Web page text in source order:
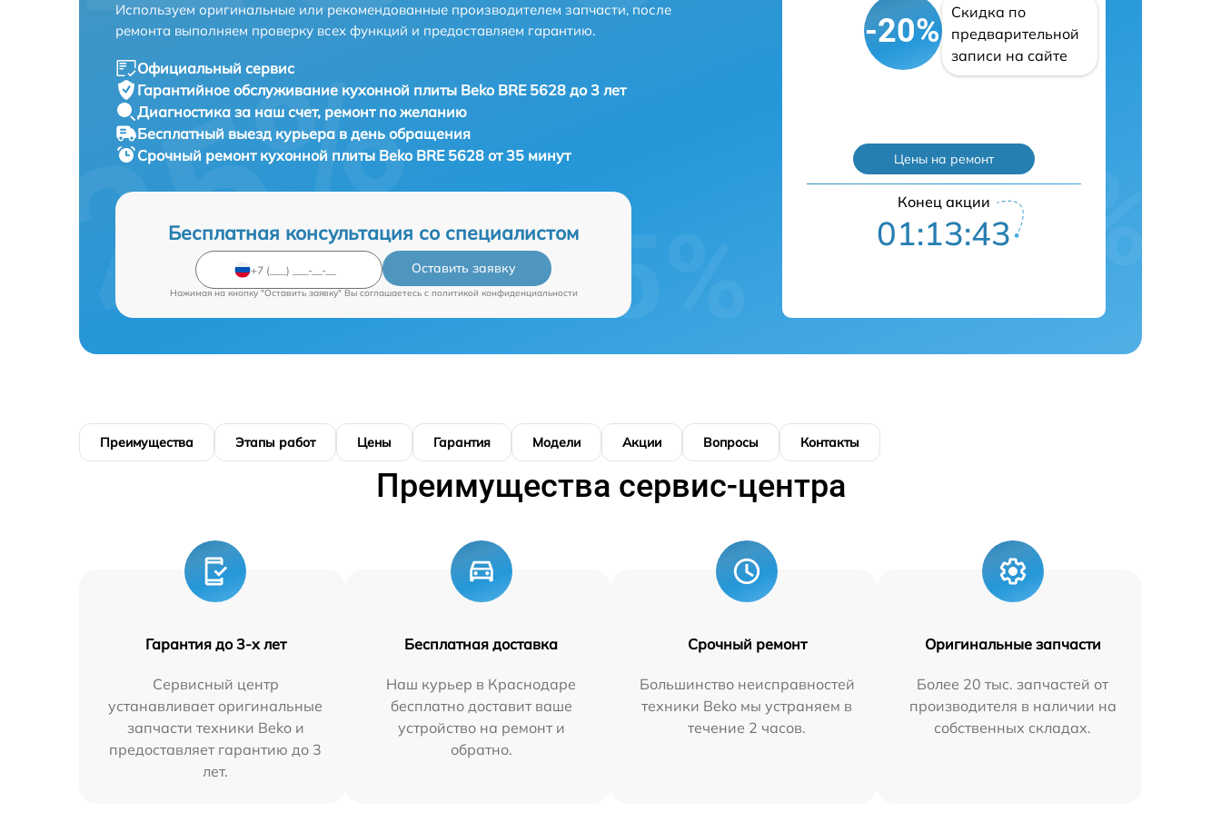
Используем оригинальные или рекомендованные производителем запчасти, после
ремонта выполняем проверку всех функций и предоставляем гарантию.
Официальный сервис
Гарантийное обслуживание кухонной плиты Beko BRE 5628 до 3 лет
Диагностика за наш счет, ремонт по желанию
Бесплатный выезд курьера в день обращения
Срочный ремонт кухонной плиты Beko BRE 5628 от 35 минут
Бесплатная консультация со специалистом
Оставить заявку
Нажимая на кнопку "Оставить заявку" Вы соглашаетесь c политикой конфиденциальности
-20%
Скидка по
предварительной
записи на сайте
Цены на ремонт
Конец акции
01:13:42
Преимущества Этапы работ Цены Гарантия Модели Акции Вопросы Контакты
Преимущества сервис-центра
Гарантия до 3-х лет
Сервисный центр
устанавливает оригинальные
запчасти техники Beko и
предоставляет гарантию до 3
лет.
Бесплатная доставка
Наш курьер в Краснодаре
бесплатно доставит ваше
устройство на ремонт и
обратно.
Срочный ремонт
Большинство неисправностей
техники Beko мы устраняем в
течение 2 часов.
Оригинальные запчасти
Более 20 тыс. запчастей от
производителя в наличии на
собственных складах.